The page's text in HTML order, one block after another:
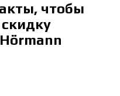
чтобы